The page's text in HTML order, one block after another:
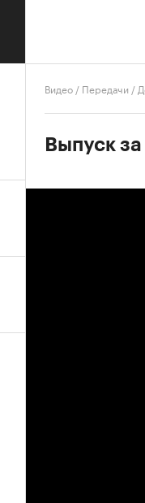
Видео / Передачи /
Выпуск